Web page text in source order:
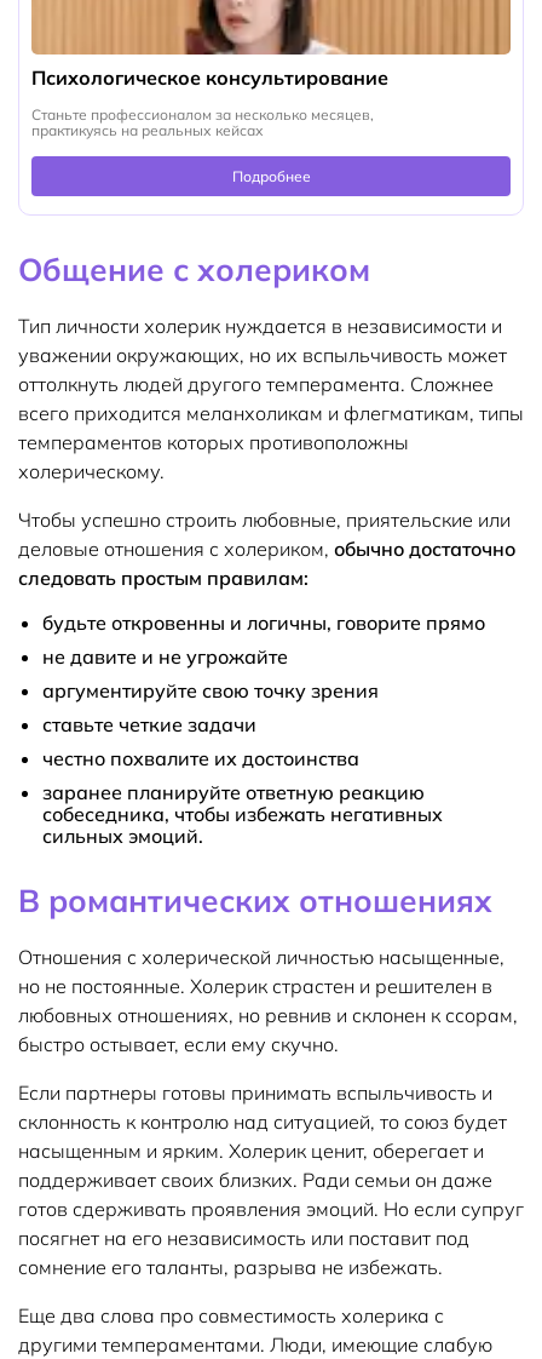
Психологическое консультирование
Станьте профессионалом за несколько месяцев,
практикуясь на реальных кейсах
Подробнее
Общение с холериком
Тип личности холерик нуждается в независимости и
уважении окружающих, но их вспыльчивость может
оттолкнуть людей другого темперамента. Сложнее
всего приходится меланхоликам и флегматикам, типы
темпераментов которых противоположны
холерическому.
Чтобы успешно строить любовные, приятельские или
деловые отношения с холериком, обычно достаточно
следовать простым правилам:
будьте откровенны и логичны, говорите прямо
не давите и не угрожайте
аргументируйте свою точку зрения
ставьте четкие задачи
честно похвалите их достоинства
заранее планируйте ответную реакцию
собеседника, чтобы избежать негативных
сильных эмоций.
В романтических отношениях
Отношения с холерической личностью насыщенные,
но не постоянные. Холерик страстен и решителен в
любовных отношениях, но ревнив и склонен к ссорам,
быстро остывает, если ему скучно.
Если партнеры готовы принимать вспыльчивость и
склонность к контролю над ситуацией, то союз будет
насыщенным и ярким. Холерик ценит, оберегает и
поддерживает своих близких. Ради семьи он даже
готов сдерживать проявления эмоций. Но если супруг
посягнет на его независимость или поставит под
сомнение его таланты, разрыва не избежать.
Еще два слова про совместимость холерика с
другими темпераментами. Люди, имеющие слабую